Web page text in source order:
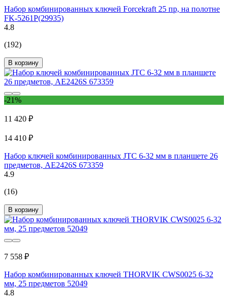
Набор комбинированных ключей Forcekraft 25 пр, на полотне
FK-5261P(29935)
4.8
(192)
В корзину
-21%
11 420 ₽
14 410 ₽
Набор ключей комбинированных JTC 6-32 мм в планшете 26
предметов, AE2426S 673359
4.9
(16)
В корзину
7 558 ₽
Набор комбинированных ключей THORVIK CWS0025 6-32
мм, 25 предметов 52049
4.8